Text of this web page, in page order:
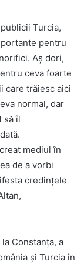
Turcia,
pentru
Aș dori,
ceva foarte
care trăiesc aici
normal, dar
să îl
mediul în
de a vorbi
credințele
Constanța, a
și Turcia în